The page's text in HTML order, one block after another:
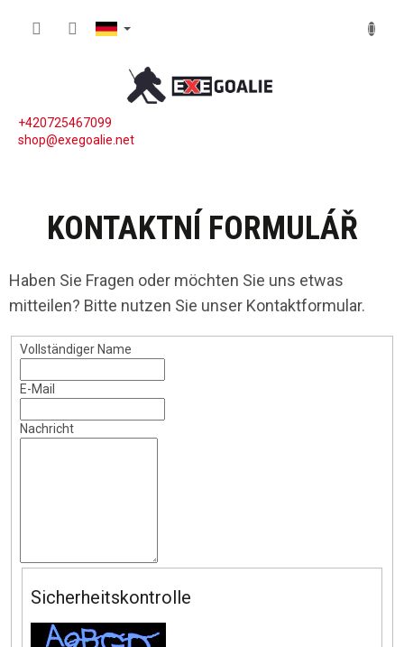
+420725467099
shop@exegoalie.net
KONTAKTNÍ FORMULÁŘ
Haben Sie Fragen oder möchten Sie uns etwas
mitteilen? Bitte nutzen Sie unser Kontaktformular.
Vollständiger Name
E-Mail
Nachricht
Sicherheitskontrolle